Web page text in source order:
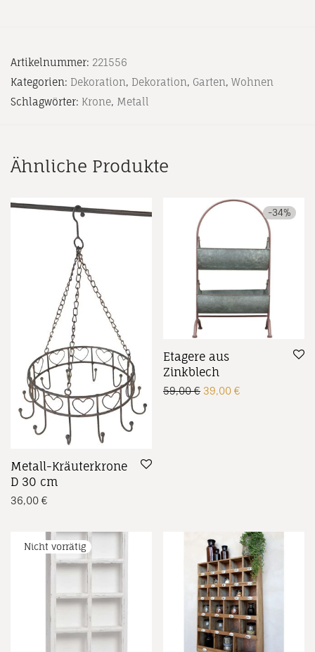
Artikelnummer: 221556
Kategorien: Dekoration, Dekoration, Garten, Wohnen
Schlagwörter: Krone, Metall
Ähnliche Produkte
Metall-Kräuterkrone
D 30 cm
36,00 €
-34%
Etagere aus
Zinkblech
59,00€ Ursprünglicher Preis
39,00 €